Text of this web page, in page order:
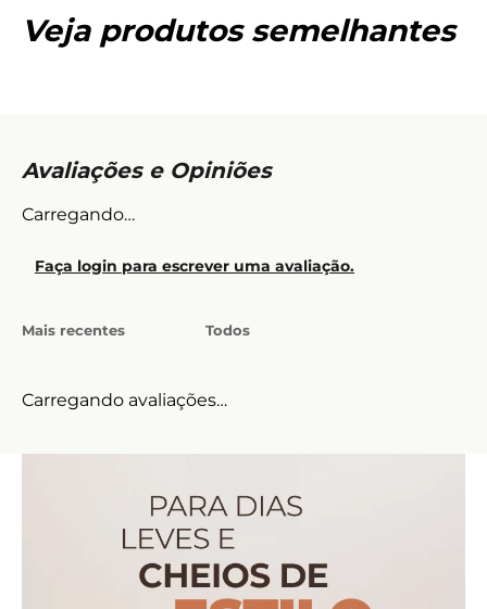
Veja produtos semelhantes
Carregando…
Faça login para escrever uma avaliação.
Mais recentes Todos
Carregando avaliações…